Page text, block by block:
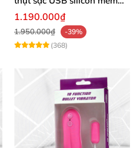
mại thật
1.190.000₫
1.950.000₫
-39%
(368)